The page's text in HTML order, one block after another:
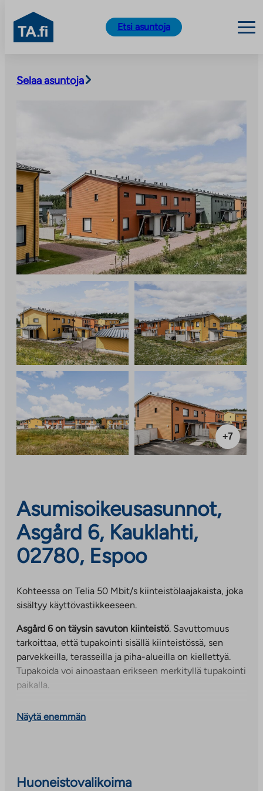
sisältöön
TA.fi
Etsi asuntoja
Selaa asuntoja
+7
Asumisoikeusasunnot,
Asgård 6, Kauklahti,
02780, Espoo
Kohteessa on Telia 50 Mbit/s kiinteistölaajakaista, joka
sisältyy käyttövastikkeeseen.
Asgård 6 on täysin savuton kiinteistö. Savuttomuus
tarkoittaa, että tupakointi sisällä kiinteistössä, sen
parvekkeilla, terasseilla ja piha-alueilla on kiellettyä.
Tupakoida voi ainoastaan erikseen merkityllä tupakointi
paikalla.
rivitaloaluetta, jossa päivittäispalvelut ovat kävely- ja
Espoon keskus ja Espoonlahti, joista löytyy runsaasti
Näytä enemmän
Huoneistovalikoima